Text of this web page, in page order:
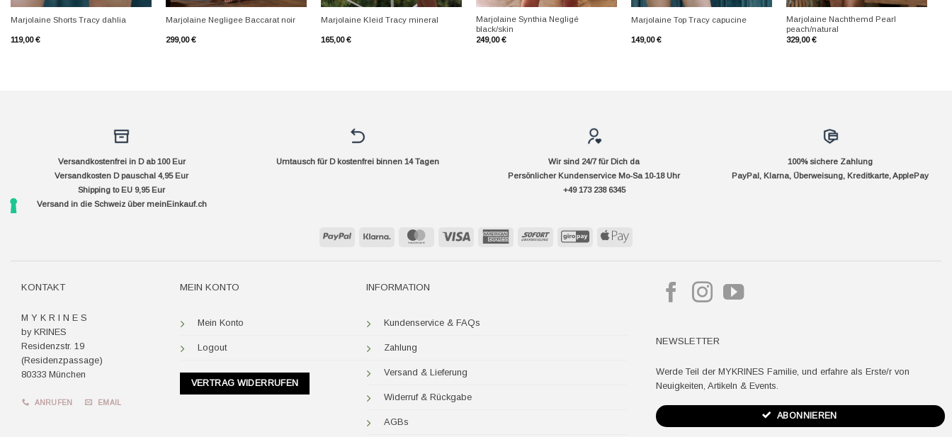
Marjolaine Shorts Tracy dahlia
119,00€
Marjolaine Negligee Baccarat noir
299,00€
Marjolaine Kleid Tracy mineral
165,00€
Marjolaine Synthia Negligé
black/skin
249,00€
Marjolaine Top Tracy capucine
149,00€
Marjolaine Nachthemd Pearl
peach/natural
329,00€
Versandkostenfrei in D ab 100 Eur
Versandkosten D pauschal 4,95 Eur
Shipping to EU 9,95 Eur
Versand in die Schweiz über meinEinkauf.ch
Umtausch für D kostenfrei binnen 14 Tagen
Wir sind 24/7 für Dich da
Persönlicher Kundenservice Mo-Sa 10-18 Uhr
+49 173 238 6345
100% sichere Zahlung
PayPal, Klarna, Überweisung, Kreditkarte, ApplePay
PayPal Klarna MasterCard Visa
AmericanSofort GiroPay Apple
KONTAKT
M Y K R I N E S
by KRINES
Residenzstr. 19
(Residenzpassage)
80333 München
ANRUFEN EMAIL
MEIN KONTO
Mein Konto
Logout
VERTRAG WIDERRUFEN
INFORMATION
Kundenservice & FAQs
Zahlung
Versand & Lieferung
Widerruf & Rückgabe
AGBs
NEWSLETTER
Werde Teil der MYKRINES Familie, und erfahre als Erste/r von
Neuigkeiten, Artikeln & Events.
ABONNIEREN